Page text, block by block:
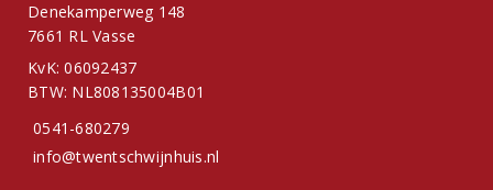
Denekamperweg 148
7661 RL Vasse
KvK: 06092437
BTW: NL808135004B01
0541-680279
info@twentschwijnhuis.nl